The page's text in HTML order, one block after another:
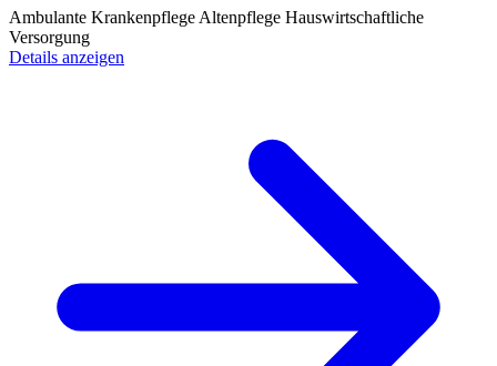
Ambulante Krankenpflege Altenpflege Hauswirtschaftliche
Versorgung
Details anzeigen